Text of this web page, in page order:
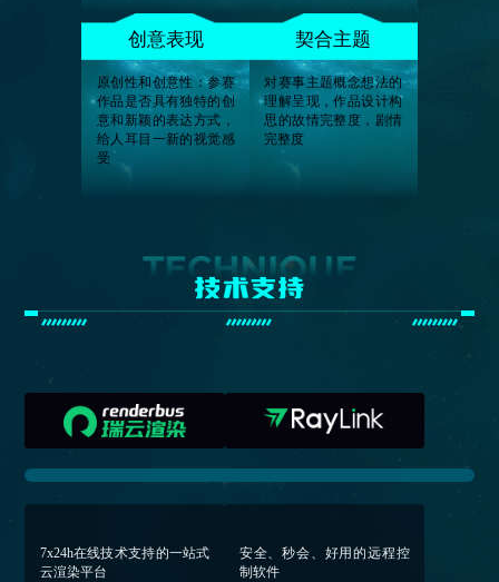
创意表现
原创性和创意性：参赛
作品是否具有独特的创
意和新颖的表达方式，
给人耳目一新的视觉感
受
契合主题
对赛事主题概念想法的
理解呈现，作品设计构
思的故情完整度，剧情
完整度
技术支持
7x24h在线技术⽀持的⼀站式
云渲染平台
安全、秒会、好用的远程控
制软件